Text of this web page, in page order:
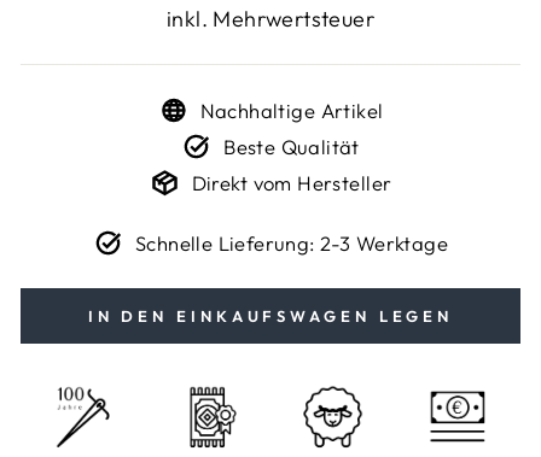
inkl. Mehrwertsteuer
Nachhaltige Artikel
Beste Qualität
Direkt vom Hersteller
Schnelle Lieferung: 2-3 Werktage
IN DEN EINKAUFSWAGEN LEGEN